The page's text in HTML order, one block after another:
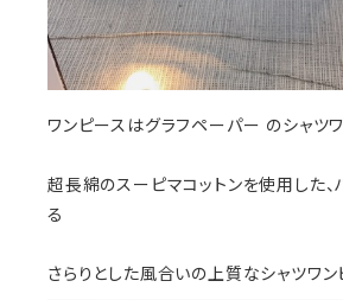
ワンピースはグラフペーパー のシャツワ
超長綿のスーピマコットンを使用した、
る
さらりとした風合いの上質なシャツワン